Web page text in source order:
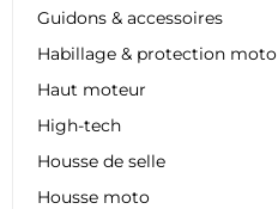
Guidons & accessoires
Habillage & protection moto
Haut moteur
High-tech
Housse de selle
Housse moto